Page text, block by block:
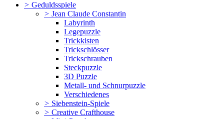
> Geduldsspiele
> Jean Claude Constantin
Labyrinth
Legepuzzle
Trickkisten
Trickschlösser
Trickschrauben
Steckpuzzle
3D Puzzle
Metall- und Schnurpuzzle
Verschiedenes
> Siebenstein-Spiele
> Creative Crafthouse